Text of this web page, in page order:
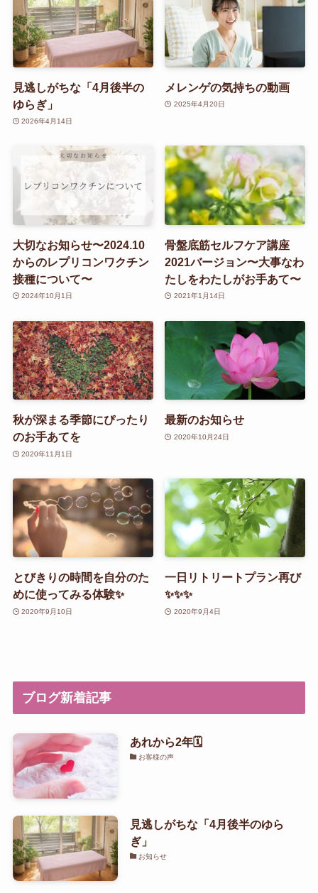
見逃しがちな「4月後半の
ゆらぎ」
2026年4月14日
メレンゲの気持ちの動画
2025年4月20日
大切なお知らせ〜2024.10
からのレプリコンワクチン
接種について〜
2024年10月1日
骨盤底筋セルフケア講座
2021バージョン〜大事なわ
たしをわたしがお手あて〜
2021年1月14日
秋が深まる季節にぴったり
のお手あてを
2020年11月1日
最新のお知らせ
2020年10月24日
とびきりの時間を自分のた
めに使ってみる体験✨
2020年9月10日
一日リトリートプラン再び
✨✨✨
2020年9月4日
ブログ新着記事
あれから2年🗓️
お客様の声
見逃しがちな「4月後半のゆら
ぎ」
お知らせ